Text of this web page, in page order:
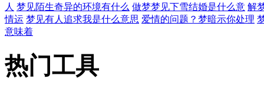
人 梦见陌生奇异的环境有什么 做梦梦见下雪结婚是什么意 解
情运 梦见有人追求我是什么意思 爱情的问题？梦暗示你处理
意味着
热门工具